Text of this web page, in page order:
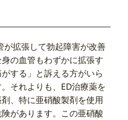
が拡張して勃起障害が改善
の血管もわずかに拡張す
する」と訴える方がいら
それよりも、ED治療薬を
、特に亜硝酸製剤を使用
があります。この亜硝酸